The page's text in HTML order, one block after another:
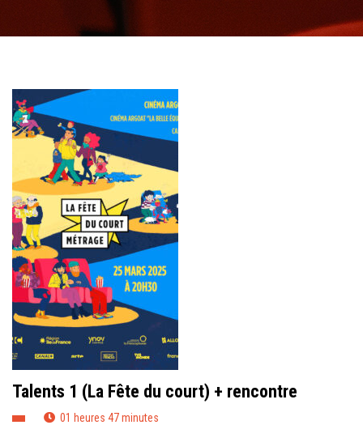
Talents 1 (La Fête du court) + rencontre
01 heures 47 minutes